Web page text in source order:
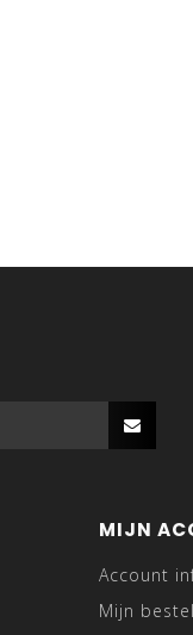
MIJN
Account
Mijn